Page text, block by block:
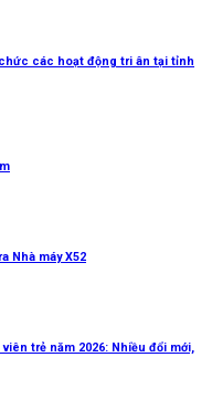
các hoạt động tri ân tại tỉnh
Nhà máy X52
trẻ năm 2026: Nhiều đổi mới,